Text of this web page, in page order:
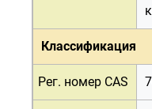
Классификация
Рег. номер CAS